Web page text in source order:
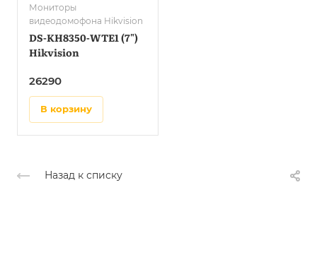
Мониторы
видеодомофона Hikvision
DS-KH8350-WTE1 (7")
Hikvision
26290
в корзину
Назад к списку